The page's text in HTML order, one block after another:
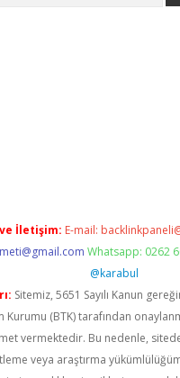
İletişim: E-mail:
Whatsapp: 0262
@karabul
Sitemiz, 5651 Sayılı Kanun
Kurumu (BTK) tarafından
vermektedir. Bu nedenle,
veya araştırma